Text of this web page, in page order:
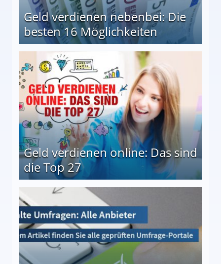
Geld verdienen nebenbei: Die
besten 16 Möglichkeiten
Geld verdienen online: Das sind
die Top 27